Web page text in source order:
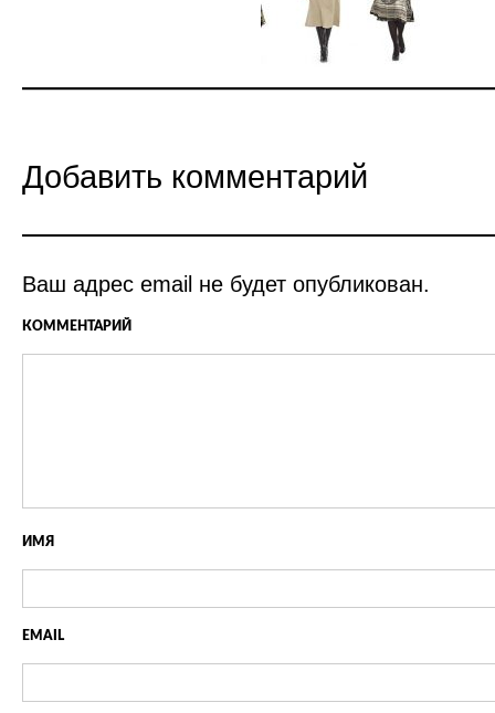
Добавить комментарий
Ваш адрес email не будет опубликован.
КОММЕНТАРИЙ
ИМЯ
EMAIL